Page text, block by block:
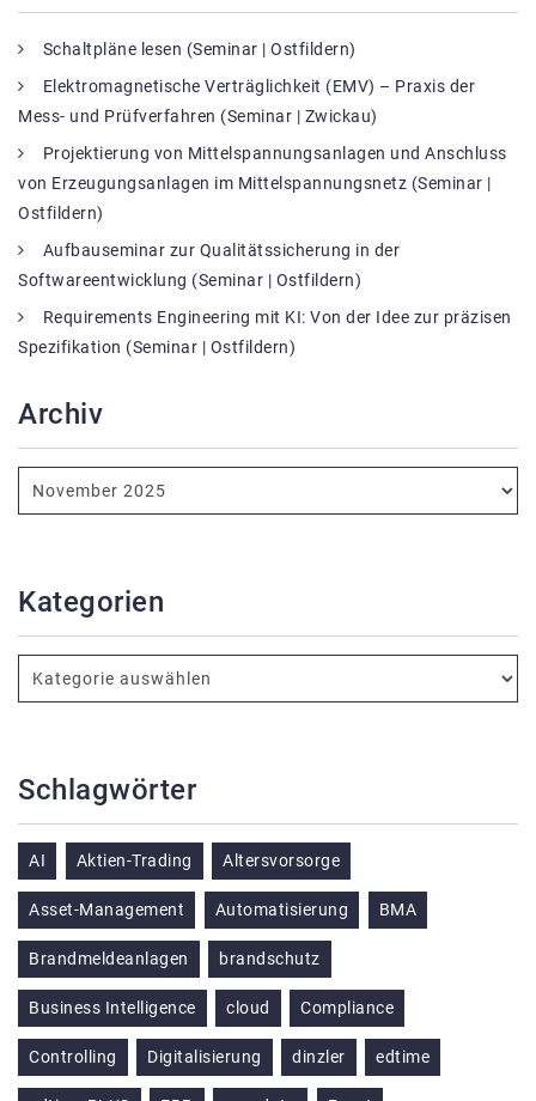
Schaltpläne lesen (Seminar | Ostfildern)
Elektromagnetische Verträglichkeit (EMV) – Praxis der
Mess- und Prüfverfahren (Seminar | Zwickau)
Projektierung von Mittelspannungsanlagen und Anschluss
von Erzeugungsanlagen im Mittelspannungsnetz (Seminar |
Ostfildern)
Aufbauseminar zur Qualitätssicherung in der
Softwareentwicklung (Seminar | Ostfildern)
Requirements Engineering mit KI: Von der Idee zur präzisen
Spezifikation (Seminar | Ostfildern)
Archiv
Kategorien
Schlagwörter
AI Aktien-Trading Altersvorsorge
Asset-Management Automatisierung BMA
Brandmeldeanlagen brandschutz
Business Intelligence cloud Compliance
Controlling Digitalisierung dinzler edtime